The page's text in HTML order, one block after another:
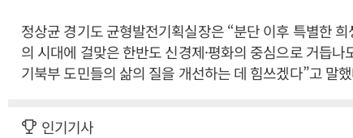
정상균 경기도 균형발전기획실장은 “분단 이후 특별한
의 시대에 걸맞은 한반도 신경제·평화의 중심으로 거듭
기북부 도민들의 삶의 질을 개선하는 데 힘쓰겠다”고 말
인기기사